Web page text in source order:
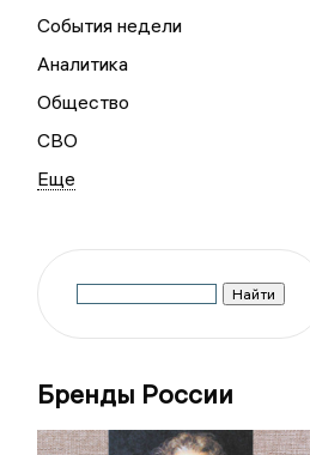
События недели
Аналитика
Общество
СВО
Бренды России